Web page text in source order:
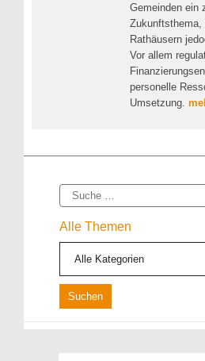
Gemeinden ein
Rathäusern
Vor allem
personelle
Umsetzung.
Suche
Alle Themen